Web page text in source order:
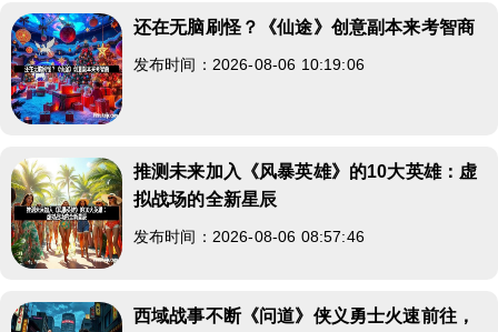
还在无脑刷怪？《仙途》创意副本来考智商
发布时间：2026-08-06 10:19:06
推测未来加入《风暴英雄》的10大英雄：虚
拟战场的全新星辰
发布时间：2026-08-06 08:57:46
西域战事不断《问道》侠义勇士火速前往，